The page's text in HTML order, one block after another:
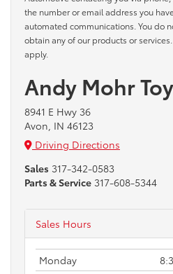
the number or email address you
automated communications. You do
obtain any of our products or
apply.
Andy Mohr
8941 E Hwy 36
Avon, IN 46123
Driving Directions
Sales 317-342-0583
Parts & Service 317-608-5344
Sales Hours
Monday